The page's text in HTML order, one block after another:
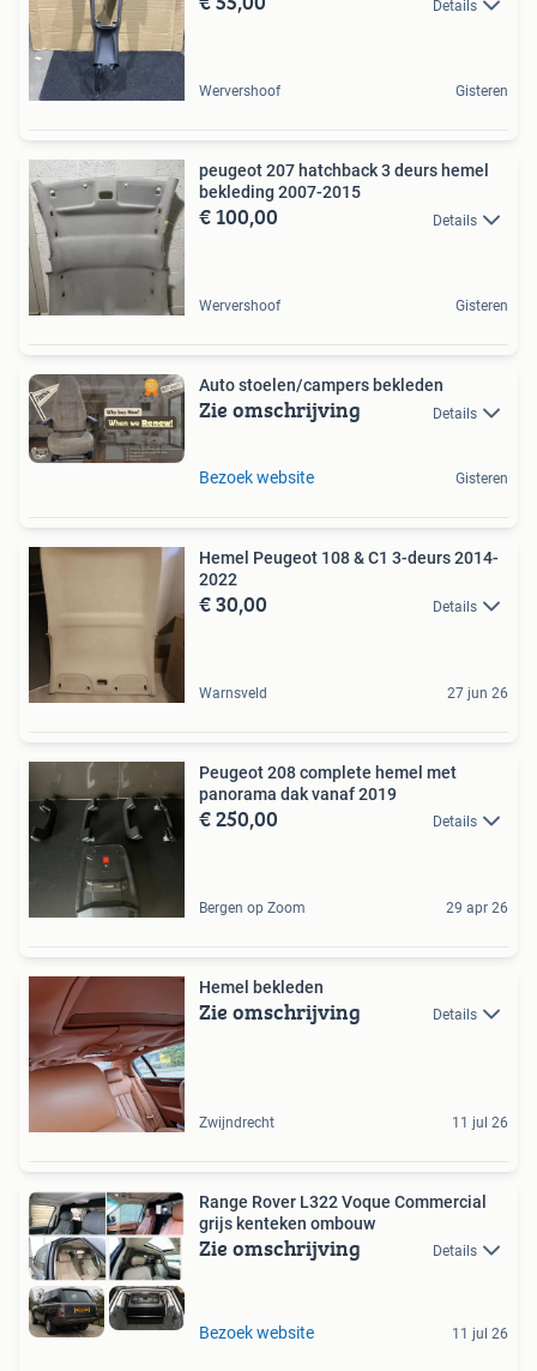
Details
Wervershoof Gisteren
peugeot 207 hatchback 3 deurs hemel
bekleding 2007-2015
€ 100,00 Details
Wervershoof Gisteren
Auto stoelen/campers bekleden
Zie omschrijving Details
Bezoek website Gisteren
Hemel Peugeot 108 & C1 3-deurs 2014-
2022
€ 30,00 Details
Warnsveld 27 jun 26
Peugeot 208 complete hemel met
panorama dak vanaf 2019
€ 250,00 Details
Bergen op Zoom 29 apr 26
Hemel bekleden
Zie omschrijving Details
Zwijndrecht 11 jul 26
Range Rover L322 Voque Commercial
grijs kenteken ombouw
Zie omschrijving Details
Bezoek website 11 jul 26